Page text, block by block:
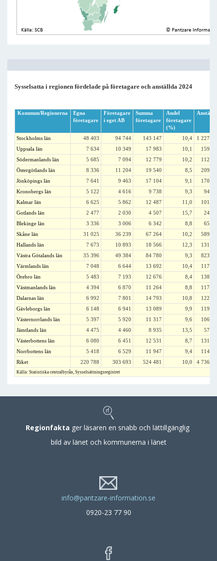
Sysselsatta i regionen fördelade på företagare och anställda 2024
Kommun/Regionerna
Egna
företagare
Företagare
i eget AB
Summa
företagare
Andel
företagare
(%)
Stockholms län 48 403 94 744 143 147 10,4
1 227
Uppsala län
7 634 10 349 17 983 10,1
159
Södermanlands län
5 685 7 094 12 779 10,2
112
Östergötlands län
8 336 11 204 19 540 8,5
209
Jönköpings län
7 641 9 463 17 104 9,1
170
Kronobergs län
5 122 4 616 9 738 9,3
94
Kalmar län
6 625 5 862 12 487 11,0
101
Gotlands län
2 477 2 030 4 507 15,7
24
Blekinge län
3 336 3 006 6 342 8,8
65
Skåne län
31 025 36 239 67 264 10,2
589
Hallands län
7 673 10 893 18 566 12,3
131
Västra Götalands län
35 396 49 384 84 780 9,3
823
Värmlands län
7 048 6 644 13 692 10,4
117
Örebro län
5 483 7 193 12 676 8,4
138
Västmanlands län
4 394 6 870 11 264 8,8
117
Dalarnas län
6 992 7 801 14 793 10,8
122
Gävleborgs län
6 148 6 941 13 089 9,9
119
Västernorrlands län
5 397 5 920 11 317 9,6
106
Jämtlands län
4 475 4 460 8 935 13,5
57
Västerbottens län
6 080 6 451 12 531 8,7
131
Norrbottens län
5 418 6 529 11 947 9,4
114
Riket
220 788 303 693 524 481 10,0 4 736
Källa: Statistiska centralbyrån, Sysselsättningsregistret
Regionfakta ger läsaren en snabb och lättillgänglig
bild av länet och kommunerna i länet
info@pantzare-information.se
0920-23 77 90